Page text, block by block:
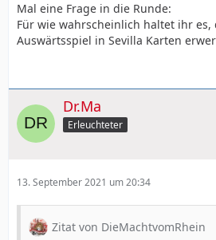
Mal eine Frage in die Runde:
Für wie wahrscheinlich haltet ihr es,
Auswärtsspiel in Sevilla Karten
Dr.Ma
Erleuchteter
13. September 2021 um 20:34
Zitat von DieMachtvomRhein